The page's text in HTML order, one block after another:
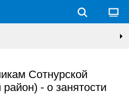
Сотнурской
- о занятости